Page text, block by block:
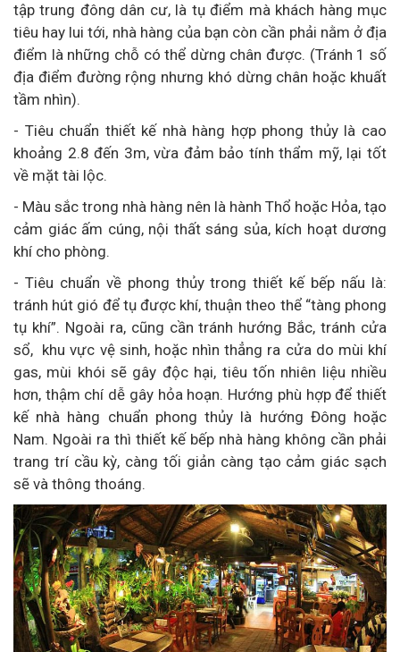
tập trung đông dân cư, là tụ điểm mà khách hàng mục
tiêu hay lui tới, nhà hàng của bạn còn cần phải nằm ở địa
điểm là những chỗ có thể dừng chân được. (Tránh 1 số
địa điểm đường rộng nhưng khó dừng chân hoặc khuất
tầm nhìn).
- Tiêu chuẩn thiết kế nhà hàng hợp phong thủy là cao
khoảng 2.8 đến 3m, vừa đảm bảo tính thẩm mỹ, lại tốt
về mặt tài lộc.
- Màu sắc trong nhà hàng nên là hành Thổ hoặc Hỏa, tạo
cảm giác ấm cúng, nội thất sáng sủa, kích hoạt dương
khí cho phòng.
- Tiêu chuẩn về phong thủy trong thiết kế bếp nấu là:
tránh hút gió để tụ được khí, thuận theo thể “tàng phong
tụ khí”. Ngoài ra, cũng cần tránh hướng Bắc, tránh cửa
sổ, khu vực vệ sinh, hoặc nhìn thẳng ra cửa do mùi khí
gas, mùi khói sẽ gây độc hại, tiêu tốn nhiên liệu nhiều
hơn, thậm chí dễ gây hỏa hoạn. Hướng phù hợp để thiết
kế nhà hàng chuẩn phong thủy là hướng Đông hoặc
Nam. Ngoài ra thì thiết kế bếp nhà hàng không cần phải
trang trí cầu kỳ, càng tối giản càng tạo cảm giác sạch
sẽ và thông thoáng.